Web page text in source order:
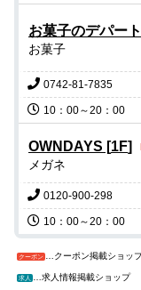
お菓子のデパー
お菓子
0742-81-7835
10：00～20：00
OWNDAYS [1F]
メガネ
0120-900-298
10：00～20：00
クーポン …クーポン掲載ショッ
求人 …求人情報掲載ショップ